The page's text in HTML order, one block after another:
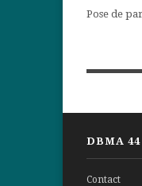
Pose de
DBMA 44
Contact